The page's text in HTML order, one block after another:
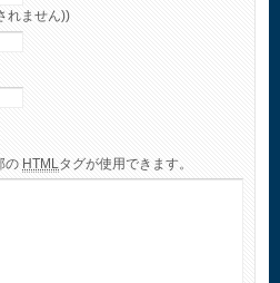
れません))
の HTML タグが使用できます。